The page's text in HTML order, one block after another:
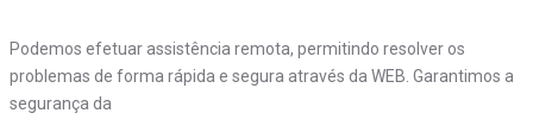
Podemos efetuar assistência remota, permitindo resolver os
problemas de forma rápida e segura através da WEB. Garantimos a
segurança da